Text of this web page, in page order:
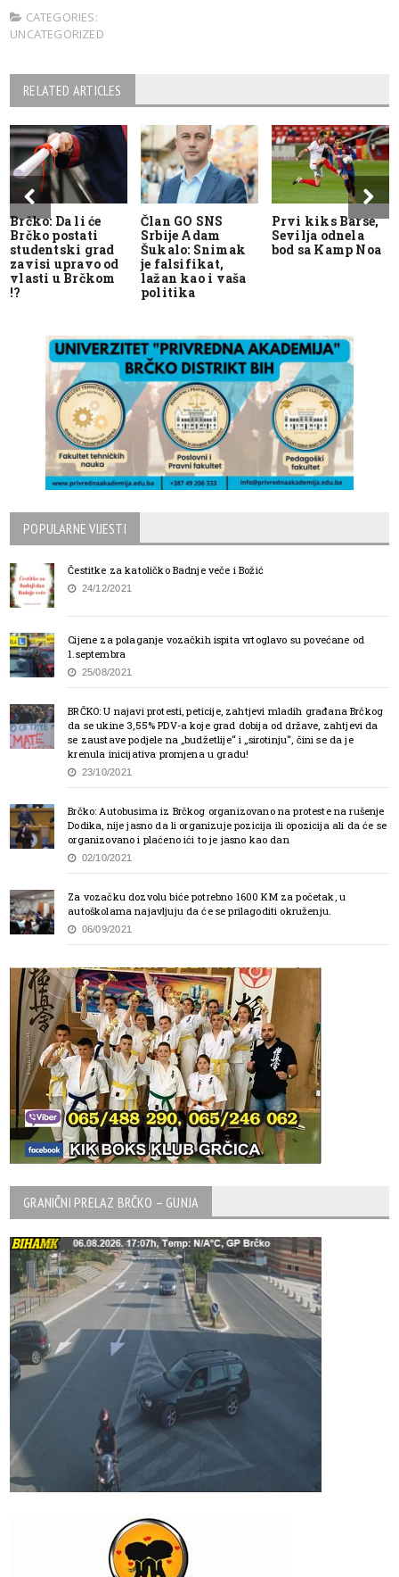
CATEGORIES:
UNCATEGORIZED
RELATED ARTICLES
Brčko: Da li će
Brčko postati
studentski grad
zavisi upravo od
vlasti u Brčkom
!?
Član GO SNS
Srbije Adam
Šukalo: Snimak
je falsifikat,
lažan kao i vaša
politika
Prvi kiks Barse,
Sevilja odnela
bod sa Kamp Noa
POPULARNE VIJESTI
Čestitke za katoličko Badnje veče i Božić
24/12/2021
Cijene za polaganje vozačkih ispita vrtoglavo su povećane od
1.septembra
25/08/2021
BRČKO: U najavi protesti, peticije, zahtjevi mladih građana Brčkog
da se ukine 3,55% PDV-a koje grad dobija od države, zahtjevi da
se zaustave podjele na „budžetlije“ i „sirotinju“, čini se da je
krenula inicijativa promjena u gradu!
23/10/2021
Brčko: Autobusima iz Brčkog organizovano na proteste na rušenje
Dodika, nije jasno da li organizuje pozicija ili opozicija ali da će se
organizovano i plaćeno ići to je jasno kao dan
02/10/2021
Za vozačku dozvolu biće potrebno 1600 KM za početak, u
autoškolama najavljuju da će se prilagoditi okruženju.
06/09/2021
GRANIČNI PRELAZ BRČKO – GUNJA